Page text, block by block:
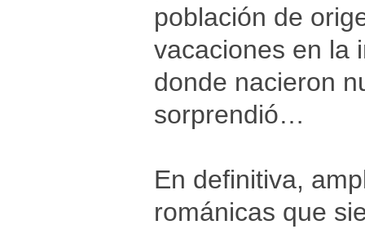
población de
vacaciones en la
donde nacieron
sorprendió…
En definitiva,
románicas que